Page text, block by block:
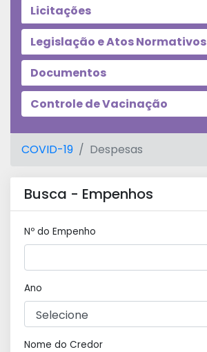
Licitações
Legislação e Atos Normativos
Documentos
Controle de Vacinação
COVID-19 Despesas
Busca - Empenhos
Nº do Empenho
Ano
Nome do Credor